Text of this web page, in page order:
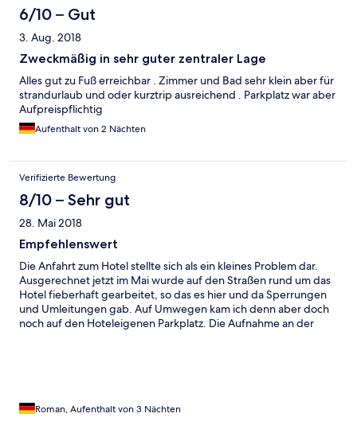
6/10 – Gut
3. Aug. 2018
Zweckmäßig in sehr guter zentraler Lage
Alles gut zu Fuß erreichbar . Zimmer und Bad sehr klein aber für
strandurlaub und oder kurztrip ausreichend . Parkplatz war aber
Aufpreispflichtig
Aufenthalt von 2 Nächten
Verifizierte Bewertung
8/10 – Sehr gut
28. Mai 2018
Empfehlenswert
Die Anfahrt zum Hotel stellte sich als ein kleines Problem dar.
Ausgerechnet jetzt im Mai wurde auf den Straßen rund um das
Hotel fieberhaft gearbeitet, so das es hier und da Sperrungen
und Umleitungen gab. Auf Umwegen kam ich denn aber doch
noch auf den Hoteleigenen Parkplatz. Die Aufnahme an der
musikalisches Programm angeboten. Promenade, Strand und
Roman, Aufenthalt von 3 Nächten